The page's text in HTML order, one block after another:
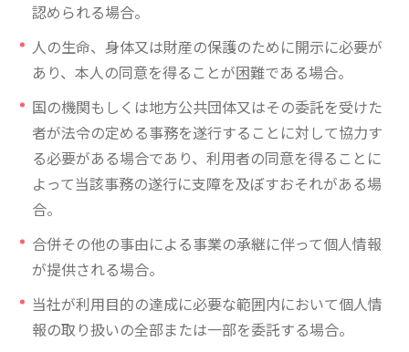
認められる場合。
人の生命、身体又は財産の保護のために開示に必要が
あり、本人の同意を得ることが困難である場合。
国の機関もしくは地方公共団体又はその委託を受けた
者が法令の定める事務を遂行することに対して協力す
る必要がある場合であり、利用者の同意を得ることに
よって当該事務の遂行に支障を及ぼすおそれがある場
合。
合併その他の事由による事業の承継に伴って個人情報
が提供される場合。
当社が利用目的の達成に必要な範囲内において個人情
報の取り扱いの全部または一部を委託する場合。